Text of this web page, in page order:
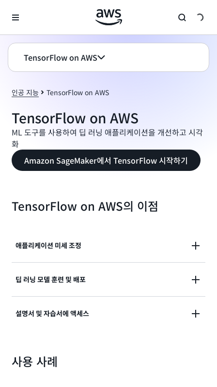
TensorFlow on AWS
인공 지능 TensorFlow on AWS
TensorFlow on AWS
ML 도구를 사용하여 딥 러닝 애플리케이션을 개선하고 시각
화
Amazon SageMaker에서 TensorFlow 시작하기
TensorFlow on AWS의 이점
애플리케이션 미세 조정
히스토그램 및 그래프를 비롯한 시각화 도구를 통해 애
딥 러닝 모델 훈련 및 배포
최적의 성능 및 현재성을 통해 AWS에서 딥 러닝 모델을
설명서 및 자습서에 액세스
화하고 GitHub에서 활성 커뮤니티에 참여할 수 있습니
다.
사용 사례